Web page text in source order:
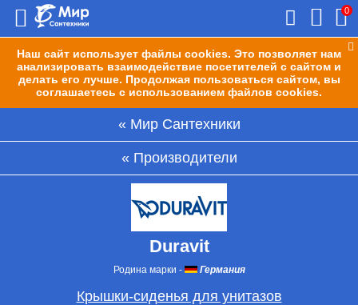
Наш сайт использует файлы cookies. Это позволяет нам
анализировать взаимодействие посетителей с сайтом и
делать его лучше. Продолжая пользоваться сайтом, вы
соглашаетесь с использованием файлов cookies.
0
Мир Сантехники
Производители
Duravit
Родина марки - Германия
Крышки-сиденья для унитазов